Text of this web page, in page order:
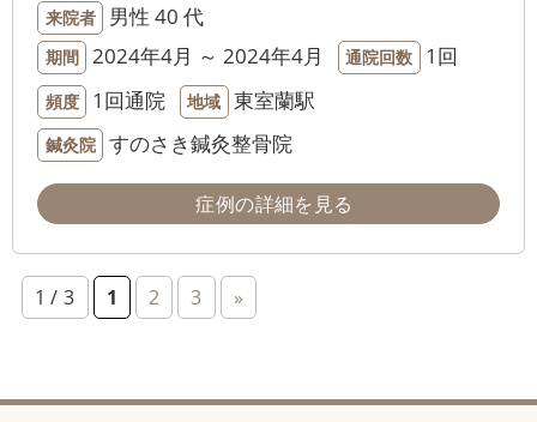
来院者 男性 40 代
期間 2024年4月 ～ 2024年4月 通院回数 1回
頻度 1回通院 地域 東室蘭駅
鍼灸院 すのさき鍼灸整骨院
症例の詳細を見る
1 / 3 1 2 3 »